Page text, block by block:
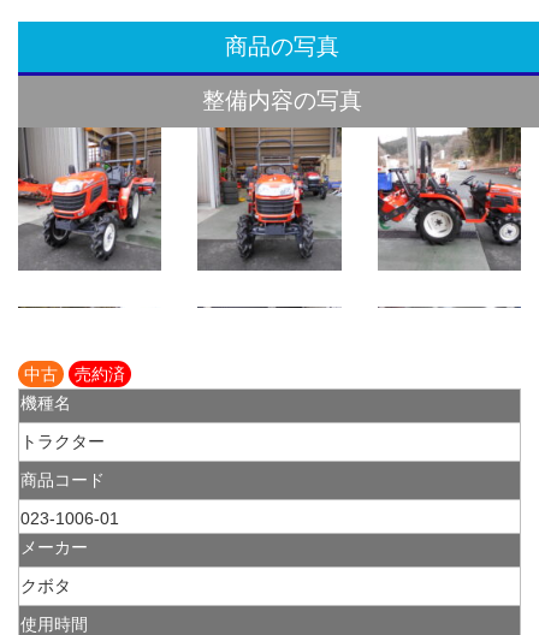
商品の写真
整備内容の写真
中古
売約済
機種名
トラクター
商品コード
023-1006-01
メーカー
クボタ
使用時間